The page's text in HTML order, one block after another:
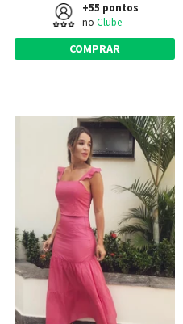
+55 pontos
no Clube
COMPRAR